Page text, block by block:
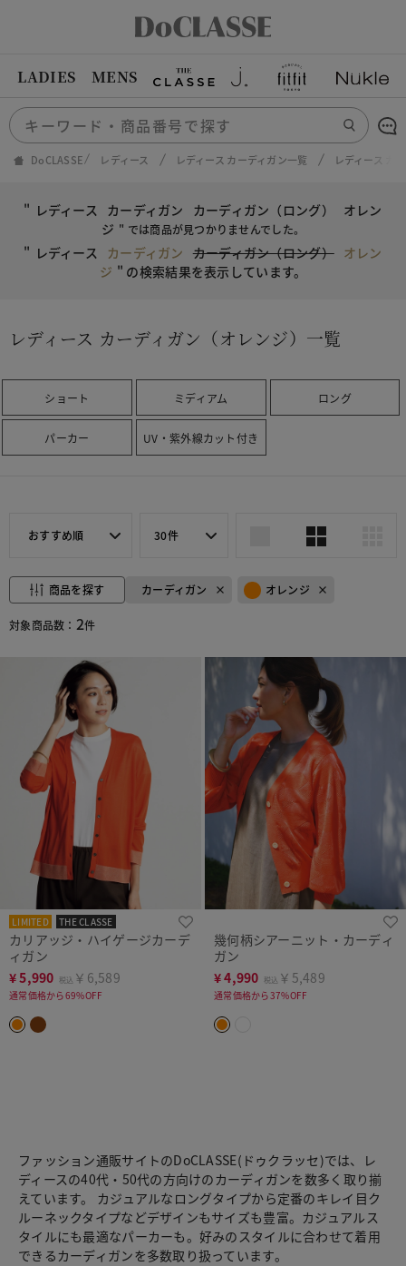
LADIES MENS
DoCLASSE レディース レディース カーディガン一覧 レディース カ
" レディース カーディガン カーディガン（ロング）
オレン
ジ " では商品が見つかりませんでした。
" レディース カーディガン カーディガン（ロング） オレン
ジ " の検索結果を表示しています。
レディース カーディガン（オレンジ）一覧
ショート ミディアム ロング
パーカー UV・紫外線カット付き
おすすめ順 30件
商品を探す カーディガン オレンジ
対象商品数： 2件
LIMITED THE CLASSE
カリアッジ・ハイゲージカーデ
ィガン
¥5,990 税込 ￥6,589
通常価格から69%OFF
幾何柄シアーニット・カーディ
ガン
¥4,990 税込 ￥5,489
通常価格から37%OFF
ファッション通販サイトのDoCLASSE(ドゥクラッセ)では、レ
ディースの40代・50代の方向けのカーディガンを数多く取り揃
えています。 カジュアルなロングタイプから定番のキレイ目ク
ルーネックタイプなどデザインもサイズも豊富。カジュアルス
タイルにも最適なパーカーも。好みのスタイルに合わせて着用
できるカーディガンを多数取り扱っています。